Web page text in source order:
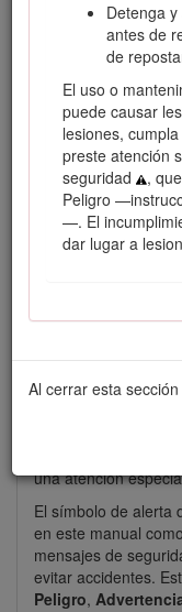
Detenga
antes de
de
El uso o
puede causar
lesiones,
preste atención
seguridad
,
Peligro
—. El
dar lugar a
Al cerrar esta
caso) para
piezas y otra
Ubicación de los
Este manual utiliza
llama
una atención
El símbolo de alerta
en este manual
mensajes de
evitar accidentes.
Peligro,